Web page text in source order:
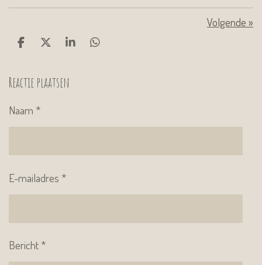
Volgende »
D
e
n
D
l
S
D
Reactie plaatsen
Naam *
E-mailadres *
Bericht *